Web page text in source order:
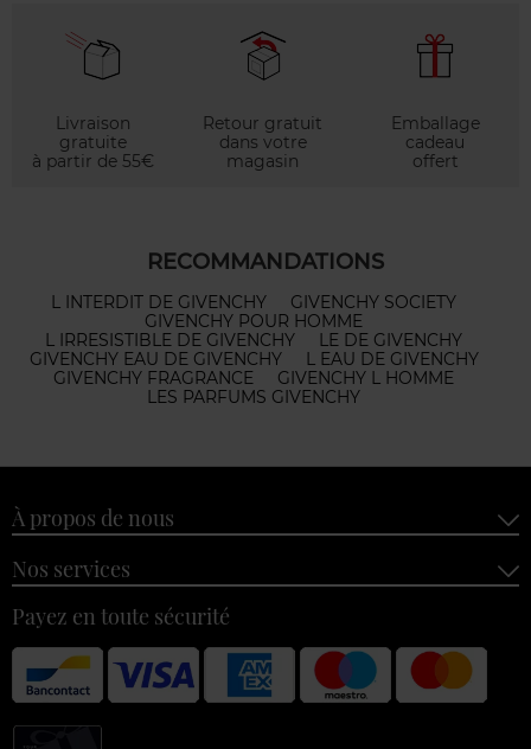
Livraison
gratuite
à partir de 55€
Retour gratuit
dans votre
magasin
Emballage
cadeau
offert
RECOMMANDATIONS
L INTERDIT DE GIVENCHY
GIVENCHY SOCIETY
GIVENCHY POUR HOMME
L IRRESISTIBLE DE GIVENCHY
LE DE GIVENCHY
GIVENCHY EAU DE GIVENCHY
L EAU DE GIVENCHY
GIVENCHY FRAGRANCE
GIVENCHY L HOMME
LES PARFUMS GIVENCHY
À propos de nous
Nos services
Payez en toute sécurité